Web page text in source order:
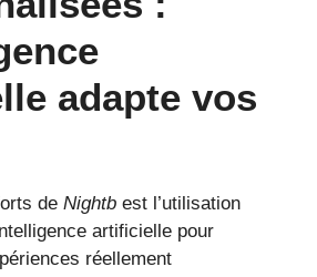
adapte vos
de Nightb est l’utilisation
artificielle pour
réellement